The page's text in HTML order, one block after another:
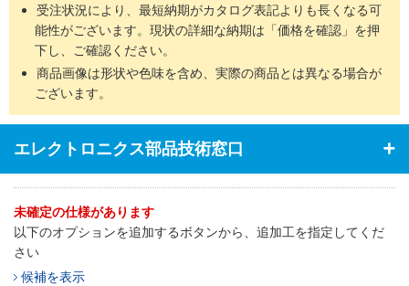
受注状況により、最短納期がカタログ表記よりも長くなる可
能性がございます。現状の詳細な納期は「価格を確認」を押
下し、ご確認ください。
商品画像は形状や色味を含め、実際の商品とは異なる場合が
ございます。
エレクトロニクス部品技術窓口
未確定の仕様があります
以下のオプションを追加するボタンから、追加工を指定してくだ
さい
候補を表示